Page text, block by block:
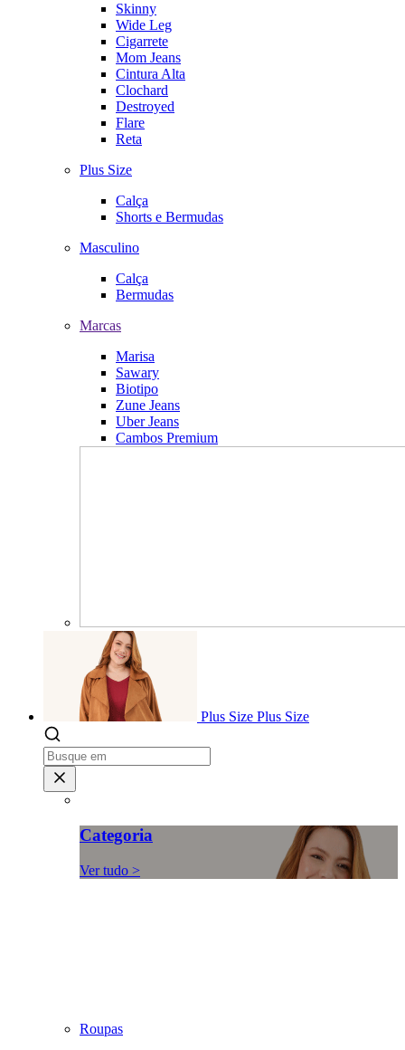
Skinny
Wide Leg
Cigarrete
Mom Jeans
Cintura Alta
Clochard
Destroyed
Flare
Reta
Plus Size
Calça
Shorts e Bermudas
Masculino
Calça
Bermudas
Marcas
Marisa
Sawary
Biotipo
Zune Jeans
Uber Jeans
Cambos Premium
Plus Size Plus Size
Categoria
Ver tudo >
Roupas